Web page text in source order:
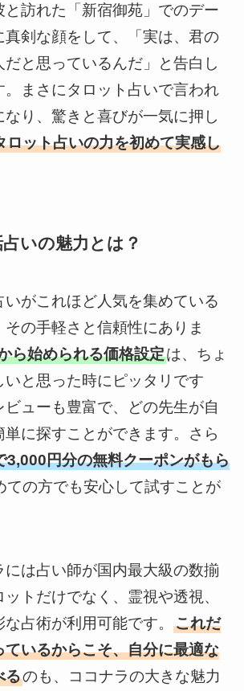
と訪れた「新宿御苑」でのデー
真剣な顔をして、「実は、君の
だと思っているんだ」と告白し
。まさにタロット占いで言われ
なり、驚きと喜びが一気に押し
ロット占いの力を初めて実感し
いの魅力とは？
いがこれほど人気を集めている
の手軽さと信頼性にありま
ら始められる価格設定は、ちょ
いと思った時にピッタリです
ビューも豊富で、どの先生が自
に探すことができます。さら
3,000円分の無料クーポンがもら
ての方でも安心して試すことが
には占い師が国内最大級の数揃
トだけでなく、霊視や透視、
占術が利用可能です。 これだ
ているからこそ、自分に最適な
るのも、ココナラの大きな魅力